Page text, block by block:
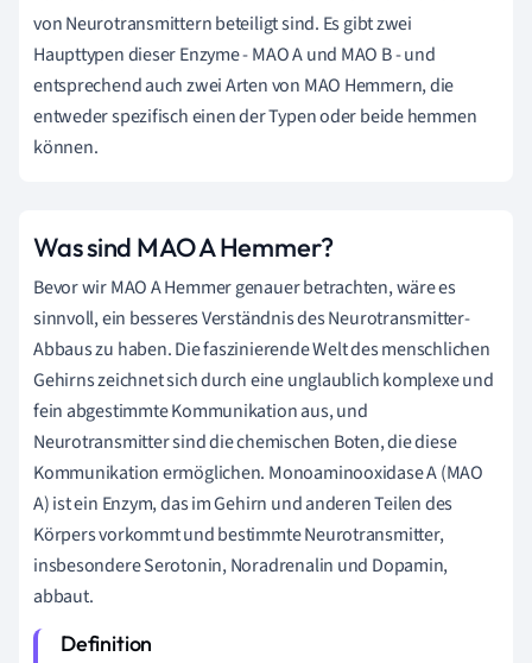
von Neurotransmittern beteiligt sind. Es gibt zwei
Haupttypen dieser Enzyme - MAO A und MAO B - und
entsprechend auch zwei Arten von MAO Hemmern, die
entweder spezifisch einen der Typen oder beide hemmen
können.
Was sind MAO A Hemmer?
Bevor wir MAO A Hemmer genauer betrachten, wäre es
sinnvoll, ein besseres Verständnis des Neurotransmitter-
Abbaus zu haben. Die faszinierende Welt des menschlichen
Gehirns zeichnet sich durch eine unglaublich komplexe und
fein abgestimmte Kommunikation aus, und
Neurotransmitter sind die chemischen Boten, die diese
Kommunikation ermöglichen. Monoaminooxidase A (MAO
A) ist ein Enzym, das im Gehirn und anderen Teilen des
Körpers vorkommt und bestimmte Neurotransmitter,
insbesondere Serotonin, Noradrenalin und Dopamin,
abbaut.